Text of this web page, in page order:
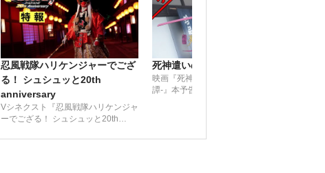
忍風戦隊ハリケンジャーでござ
る！ シュシュッと20th
anniversary
Vシネクスト『忍風戦隊ハリケンジャ
ーでござる！ シュシュッと20th
死神遣いの事件帖 -月花奇譚-
映画『死神遣いの事件帖 -月花奇
譚-』本予告（2022年11月18日公